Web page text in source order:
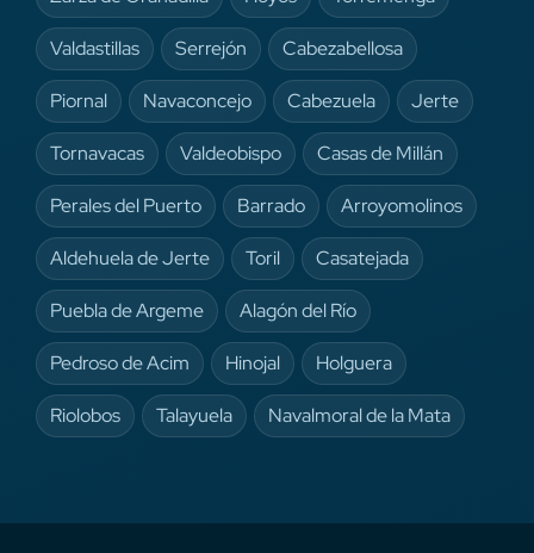
Valdastillas Serrejón Cabezabellosa
Piornal Navaconcejo Cabezuela Jerte
Tornavacas Valdeobispo Casas de Millán
Perales del Puerto Barrado Arroyomolinos
Aldehuela de Jerte Toril Casatejada
Puebla de Argeme Alagón del Río
Pedroso de Acim Hinojal Holguera
Riolobos Talayuela Navalmoral de la Mata